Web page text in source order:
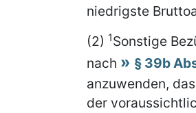
niedrigste
(2) 1Sonstige
nach
§ 39b
anzuwenden,
der